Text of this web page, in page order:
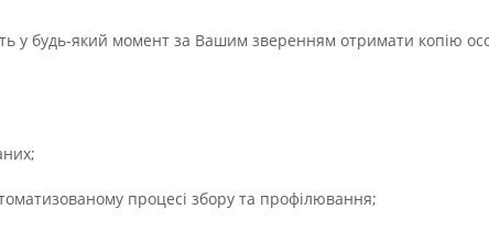
у будь-який момент за Вашим зверенням отримати копію
процесі збору та профілювання;